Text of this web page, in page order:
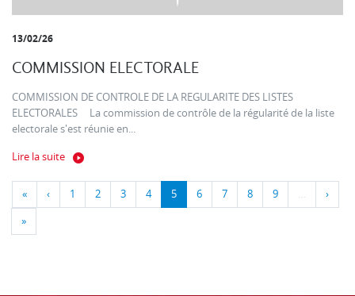
13/02/26
COMMISSION ELECTORALE
COMMISSION DE CONTROLE DE LA REGULARITE DES LISTES
ELECTORALES La commission de contrôle de la régularité de la liste
electorale s'est réunie en...
Lire la suite
« ‹ 1 2 3 4 5 6 7 8 9 … ›
»